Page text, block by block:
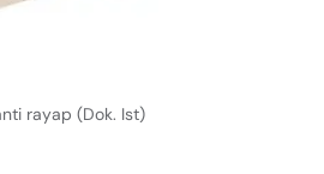
rayap (Dok. Ist)